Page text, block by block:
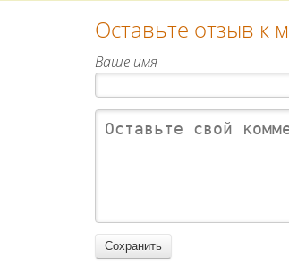
Оставьте отзыв к
Ваше имя